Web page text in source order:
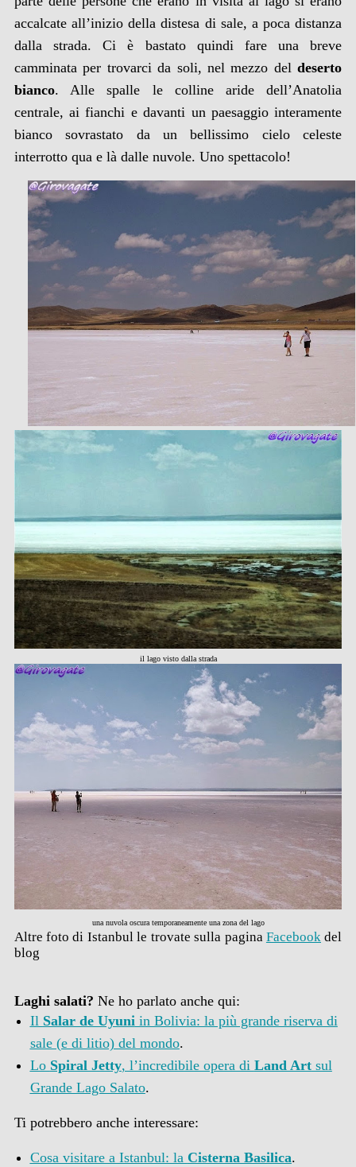
accalcate all’inizio della distesa di sale, a poca distanza
dalla strada. Ci è bastato quindi fare una breve
camminata per trovarci da soli, nel mezzo deldeserto
bianco. Alle spalle le colline aride dell’Anatolia
centrale, ai fianchi e davanti un paesaggio interamente
bianco sovrastato da un bellissimo cielo celeste
interrotto qua e là dalle nuvole. Uno spettacolo!
il lago visto dalla strada
una nuvola oscura temporaneamente una zona del lago
Altre foto di Istanbul le trovate sulla pagina Facebookdel
blog
Laghi salati? Ne ho parlato anche qui:
Il Salar de Uyuniin Bolivia: la più grande riserva di
sale (e di litio) del mondo.
Lo Spiral Jetty, l’incredibile opera di Land Artsul
Grande Lago Salato.
Ti potrebbero anche interessare:
Cosa visitare a Istanbul: la Cisterna Basilica.